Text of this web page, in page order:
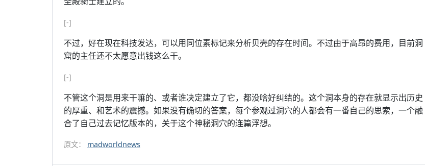
[-]
不过，好在现在科技发达，可以用同位素标记来分析贝壳的存在时间。不过由于高昂的费用，目前洞
窟的主任还不太愿意出钱这么干。
[-]
不管这个洞是用来干嘛的、或者谁决定建立了它，都没啥好纠结的。这个洞本身的存在就显示出历史
的厚重、和艺术的震撼。如果没有确切的答案，每个参观过洞穴的人都会有一番自己的思索，一个融
合了自己过去记忆版本的，关于这个神秘洞穴的连篇浮想。
原文： madworldnews